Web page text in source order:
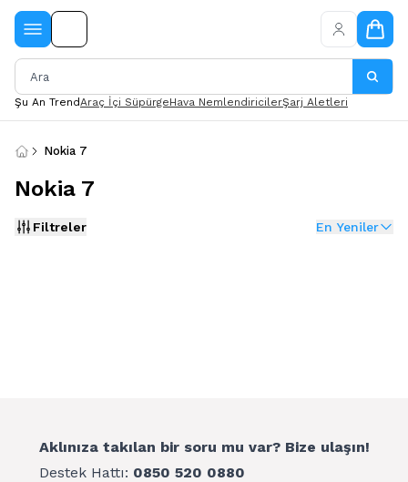
Şu An TrendAraç İçi SüpürgeHava NemlendiricilerŞarj Aletleri
Nokia 7
Nokia 7
Filtreler En Yeniler
Aklınıza takılan bir soru mu var? Bize ulaşın!
Destek Hattı: 0850 520 0880